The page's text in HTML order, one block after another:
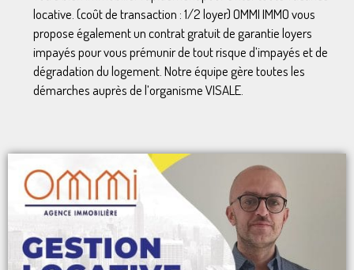
locative. (coût de transaction : 1/2 loyer) OMMI IMMO vous
propose également un contrat gratuit de garantie loyers
impayés pour vous prémunir de tout risque d’impayés et de
dégradation du logement. Notre équipe gère toutes les
démarches auprès de l’organisme VISALE.